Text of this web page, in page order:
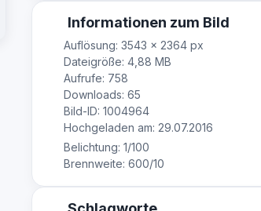
Informationen zum Bild
Auflösung: 3543 × 2364 px
Dateigröße: 4,88 MB
Aufrufe: 758
Downloads: 65
Bild-ID: 1004964
Hochgeladen am: 29.07.2016
Belichtung: 1/100
Brennweite: 600/10